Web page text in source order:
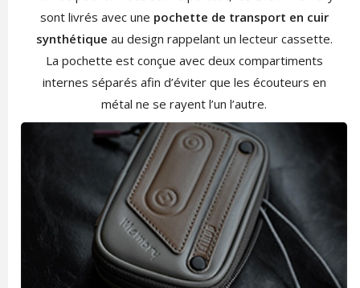
sont livrés avec une pochette de transport en cuir
synthétique au design rappelant un lecteur cassette.
La pochette est conçue avec deux compartiments
internes séparés afin d’éviter que les écouteurs en
métal ne se rayent l’un l’autre.